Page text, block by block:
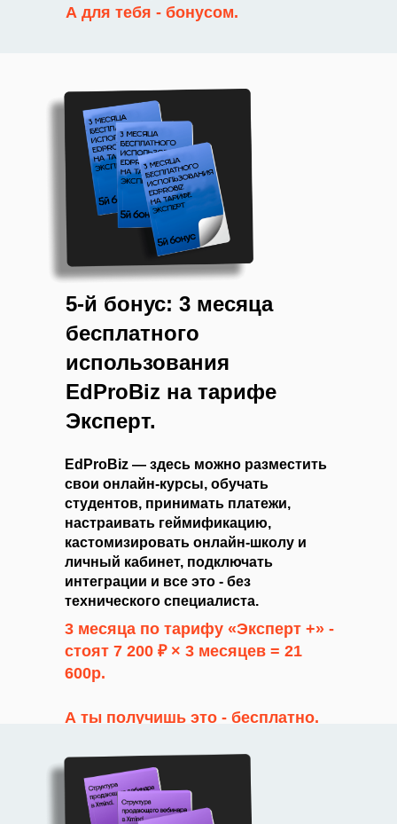
А для тебя - бонусом.
EdProBiz — здесь можно разместить
свои онлайн-курсы, обучать
студентов, принимать платежи,
настраивать геймификацию,
кастомизировать онлайн-школу и
личный кабинет, подключать
интеграции и все это - без
технического специалиста.
3 месяца по тарифу «Эксперт +» -
стоят 7 200 ₽ × 3 месяцев = 21
600р.
А ты получишь это - бесплатно.
5-й бонус: 3 месяца
бесплатного
использования
EdProBiz на тарифе
Эксперт.